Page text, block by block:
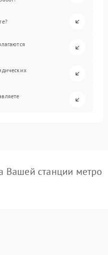
Вашей станции метро